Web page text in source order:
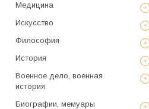
Медицина
Искусствo
Философия
История
Военное дело, военная
история
Биографии, мемуары